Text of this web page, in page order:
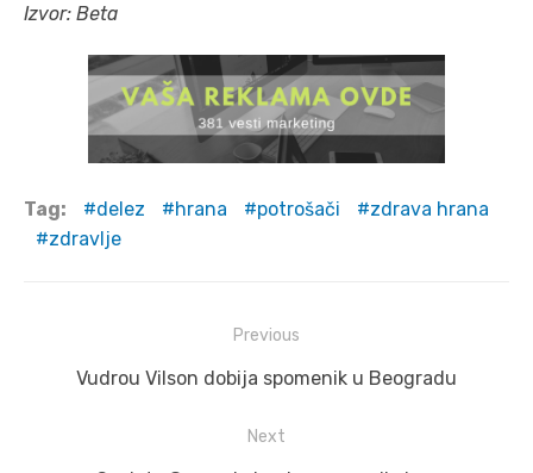
Izvor: Beta
Tag: delez hrana potrošači
zdrava hrana
zdravlje
navigation
Previous
Previous
Vudrou Vilson dobija spomenik u Beogradu
Next